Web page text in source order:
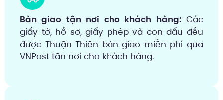
Bàn giao tận nơi cho khách hàng​:Các
giấy tờ, hồ sơ, giấy phép và con dấu đều
được Thuận Thiên bàn giao miễn phí qua
VNPost tân nơi cho khách hàng.